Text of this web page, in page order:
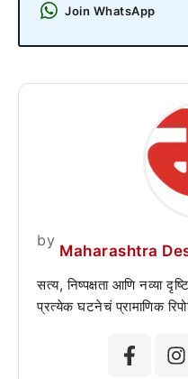
Join WhatsApp
by
Maharashtra
सत्य, निष्पक्षता आणि नव्या
प्रत्येक घटनेचं प्रामाणिक